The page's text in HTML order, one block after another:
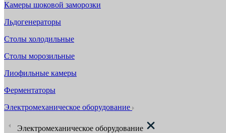
Камеры шоковой заморозки
Льдогенераторы
Столы холодильные
Столы морозильные
Лиофильные камеры
Ферментаторы
Электромеханическое оборудование
Электромеханическое оборудование